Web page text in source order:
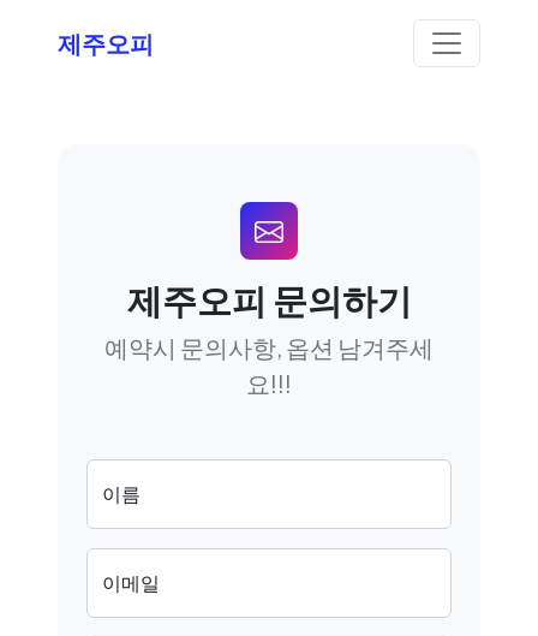
제주오피
제주오피 문의하기
예약시 문의사항, 옵션 남겨주세
요!!!
이름
이메일